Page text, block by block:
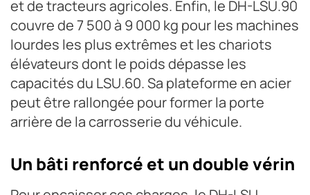
et de tracteurs agricoles. Enfin, le DH-LSU.90
couvre de 7 500 à 9 000 kg pour les machines
lourdes les plus extrêmes et les chariots
élévateurs dont le poids dépasse les
capacités du LSU.60. Sa plateforme en acier
peut être rallongée pour former la porte
arrière de la carrosserie du véhicule.
Un bâti renforcé et un double vérin